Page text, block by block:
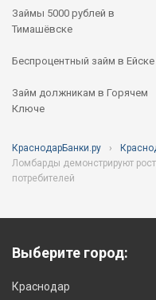
Займы 5000 рублей в
Тимашёвске
Беспроцентный займ в Ейске
Займ должникам в Горячем
Ключе
КраснодарБанки.ру
Ломбарды демонстрируют
потребителей
Выберите город:
Краснодар